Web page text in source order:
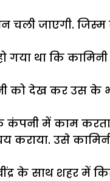
चली जाएगी.
गया था कि
को देख कर उस के
कंपनी में काम
कराया. उसे
के साथ शहर